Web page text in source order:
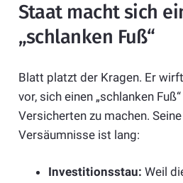
Staat macht sich
„schlanken Fuß“
Blatt platzt der Kragen. Er
vor, sich einen „schlanken
Versicherten zu machen.
Versäumnisse ist lang:
Investitionsstau: Weil